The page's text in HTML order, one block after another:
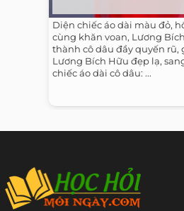
Diện chiếc áo dài màu đỏ,
cùng khăn voan, Lương
thành cô dâu đầy quyến rũ,
Lương Bích Hữu đẹp lạ,
chiếc áo dài cô dâu: ...